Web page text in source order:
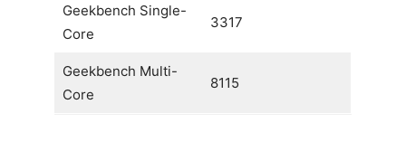
Geekbench Single-
Core
3317
Geekbench Multi-
Core
8115